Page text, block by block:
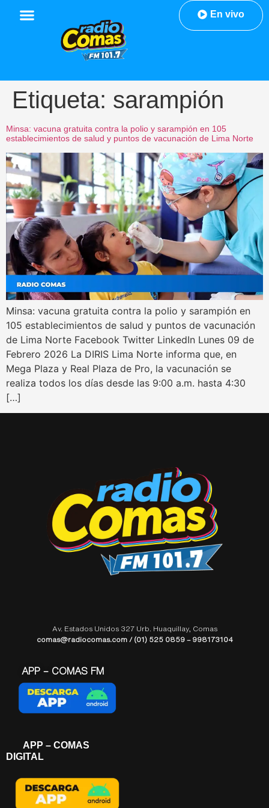
En vivo
Etiqueta: sarampión
Minsa: vacuna gratuita contra la polio y sarampión en 105
establecimientos de salud y puntos de vacunación de Lima Norte
Minsa: vacuna gratuita contra la polio y sarampión en
105 establecimientos de salud y puntos de vacunación
de Lima Norte Facebook Twitter LinkedIn Lunes 09 de
Febrero 2026 La DIRIS Lima Norte informa que, en
Mega Plaza y Real Plaza de Pro, la vacunación se
realiza todos los días desde las 9:00 a.m. hasta 4:30
[…]
Av. Estados Unidos 327 Urb. Huaquillay, Comas
comas@radiocomas.com / (01) 525 0859 – 998173104
APP – COMAS FM
APP – COMAS
DIGITAL